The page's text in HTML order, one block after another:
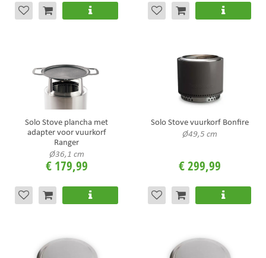
Solo Stove plancha met
adapter voor vuurkorf
Ranger
Ø36,1 cm
€ 179,99
Solo Stove vuurkorf Bonfire
Ø49,5 cm
€299,99